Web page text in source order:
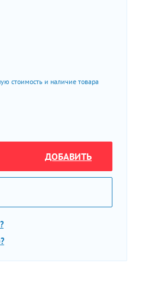
стоимость и наличие товара
ДОБАВИТЬ